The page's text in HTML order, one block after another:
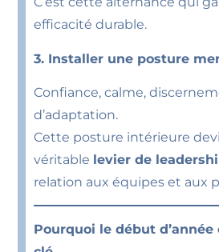
efficacité durable.
3. Installer une posture
Confiance, calme,
d’adaptation.
Cette posture intérieure
véritable levier de
relation aux équipes et aux
Pourquoi le début